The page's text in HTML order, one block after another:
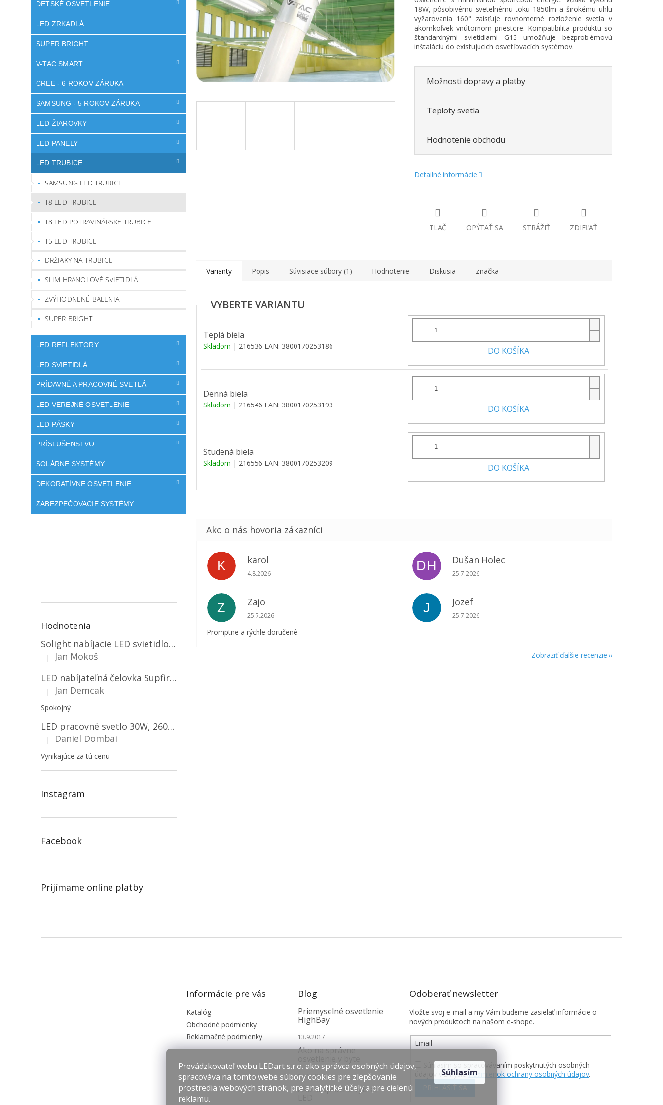
Prevádzkovateľ webu LEDart s.r.o. ako správca osobných údajov,
spracováva na tomto webe súbory cookies pre zlepšovanie
prostredia webových stránok, pre analytické účely a pre cielenú
reklamu.
Súhlasím
DETSKÉ OSVETLENIE
LED ZRKADLÁ
SUPER BRIGHT
V-TAC SMART
CREE - 6 ROKOV ZÁRUKA
SAMSUNG - 5 ROKOV ZÁRUKA
LED ŽIAROVKY
LED PANELY
LED TRUBICE
SAMSUNG LED TRUBICE
T8 LED TRUBICE
T8 LED POTRAVINÁRSKE TRUBICE
T5 LED TRUBICE
DRŽIAKY NA TRUBICE
SLIM HRANOLOVÉ SVIETIDLÁ
ZVÝHODNENÉ BALENIA
SUPER BRIGHT
LED REFLEKTORY
LED SVIETIDLÁ
PRÍDAVNÉ A PRACOVNÉ SVETLÁ
LED VEREJNÉ OSVETLENIE
LED PÁSKY
PRÍSLUŠENSTVO
SOLÁRNE SYSTÉMY
DEKORATÍVNE OSVETLENIE
ZABEZPEČOVACIE SYSTÉMY
Hodnotenia
Solight nabíjacie LED svietidlo, 600lm, 2200mAh Li-Ion, USB nabíjanie [WN22]
Hodnotenie produktu je 5 z 5 hviezdičiek.
|
Jan Mokoš
LED nabíjateľná čelovka Supfire HL06, 3 módy + SOS + senzor, nabíjanie cez Micro-USB, 5W, 500lm, 300m
Hodnotenie produktu je 5 z 5 hviezdičiek.
| Jan Demcak
Spokojný
LED pracovné svetlo 30W, 2600LM, 12V/24V, IP67/2-PACK! [LB0087]
Hodnotenie produktu je 5 z 5 hviezdičiek.
| Daniel Dombai
Vynikajúce za tú cenu
Instagram
Facebook
Prijímame online platby
18W, pôsobivému svetelnému toku 1850lm a širokému uhlu
vyžarovania 160° zaisťuje rovnomerné rozloženie svetla v
akomkoľvek vnútornom priestore. Kompatibilita produktu so
štandardnými svietidlami G13 umožňuje bezproblémovú
inštaláciu do existujúcich osvetľovacích systémov.
Možnosti dopravy a platby
Teploty svetla
Hodnotenie obchodu
Detailné informácie
TLAČ OPÝTAŤ SA STRÁŽIŤ ZDIEĽAŤ
Varianty Popis Súvisiace súbory (1) Hodnotenie Diskusia Značka
Teplá biela
Skladom | 216536 EAN: 3800170253186 DO KOŠÍKA
Denná biela
Skladom | 216546 EAN: 3800170253193 DO KOŠÍKA
Studená biela
Skladom | 216556 EAN: 3800170253209 DO KOŠÍKA
K karol
Hodnotenie obchodu je 5 z 5 hviezdičiek.
4.8.2026
DH Dušan Holec
Hodnotenie obchodu je 5 z 5 hviezdičiek.
25.7.2026
Z Zajo
Hodnotenie obchodu je 5 z 5 hviezdičiek.
25.7.2026
Promptne a rýchle doručené
J Jozef
Hodnotenie obchodu je 5 z 5 hviezdičiek.
25.7.2026
Zobraziť ďalšie recenzie
Informácie pre vás
Katalóg
Obchodné podmienky
Reklamačné podmienky
Blog
Priemyselné osvetlenie
HighBay
13.9.2017
Ako na správne
12.1.2017
Ako si správne vybrať
Odoberať newsletter
Vložte svoj e-mail a my Vám budeme zasielať informácie o
nových produktoch na našom e-shope.
Email
Súhlasím so spracovávaním poskytnutých osobných
údajov v zmyslePodmienok ochrany osobných údajov.
PRIHLÁSIŤ SA